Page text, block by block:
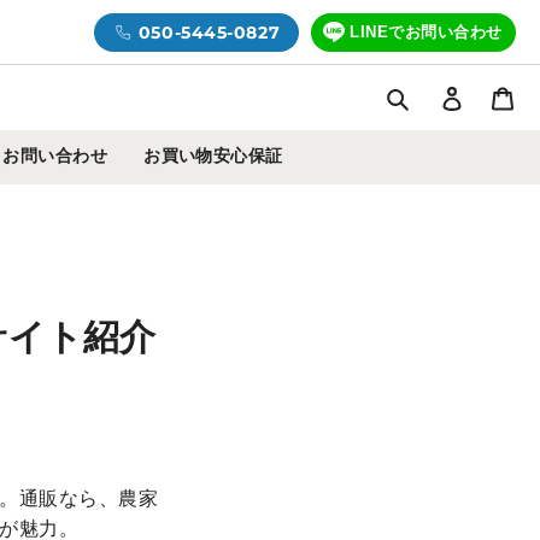
050-5445-0827 LINEでお問い合わせ
検索 ログイ
お問い合わせ お買い物安心保証
ト紹介
通販なら、農家
魅力。